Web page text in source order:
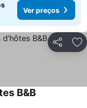
Ver preços
Partilhar
B&BVer preços